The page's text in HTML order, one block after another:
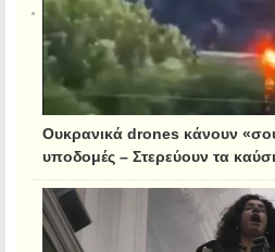
Ουκρανικά drones κάνουν
υποδομές – Στερεύουν τα